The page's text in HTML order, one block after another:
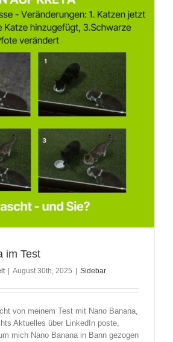
im Test
August 30th, 2025 Sidebar
von meinem Test mit Nano Banana,
Aktuelles über LinkedIn poste,
mich Nano Banana in Bann gezogen